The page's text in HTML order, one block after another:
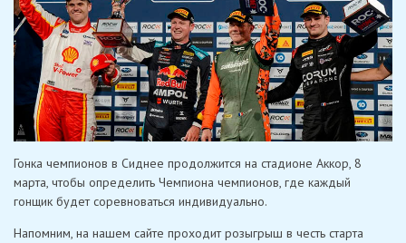
Гонка чемпионов в Сиднее продолжится на стадионе Аккор, 8
марта, чтобы определить Чемпиона чемпионов, где каждый
гонщик будет соревноваться индивидуально.
Напомним, на нашем сайте проходит розыгрыш в честь старта